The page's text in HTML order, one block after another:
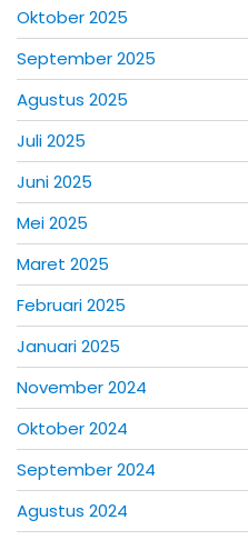
Oktober 2025
September 2025
Agustus 2025
Juli 2025
Juni 2025
Mei 2025
Maret 2025
Februari 2025
Januari 2025
November 2024
Oktober 2024
September 2024
Agustus 2024